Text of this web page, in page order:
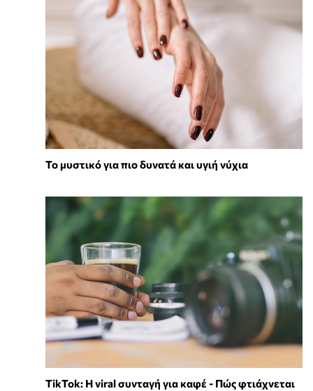
Το μυστικό για πιο δυνατά και υγιή νύχια
TikTok: Η viral συνταγή για καφέ - Πώς φτιάχνεται